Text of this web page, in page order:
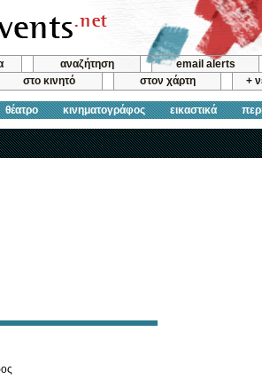
αναζήτηση
email alerts
στο κινητό στον χάρτη +
θέατρο κινηματογράφος εικαστικά